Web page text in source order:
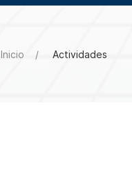
Inicio Actividades